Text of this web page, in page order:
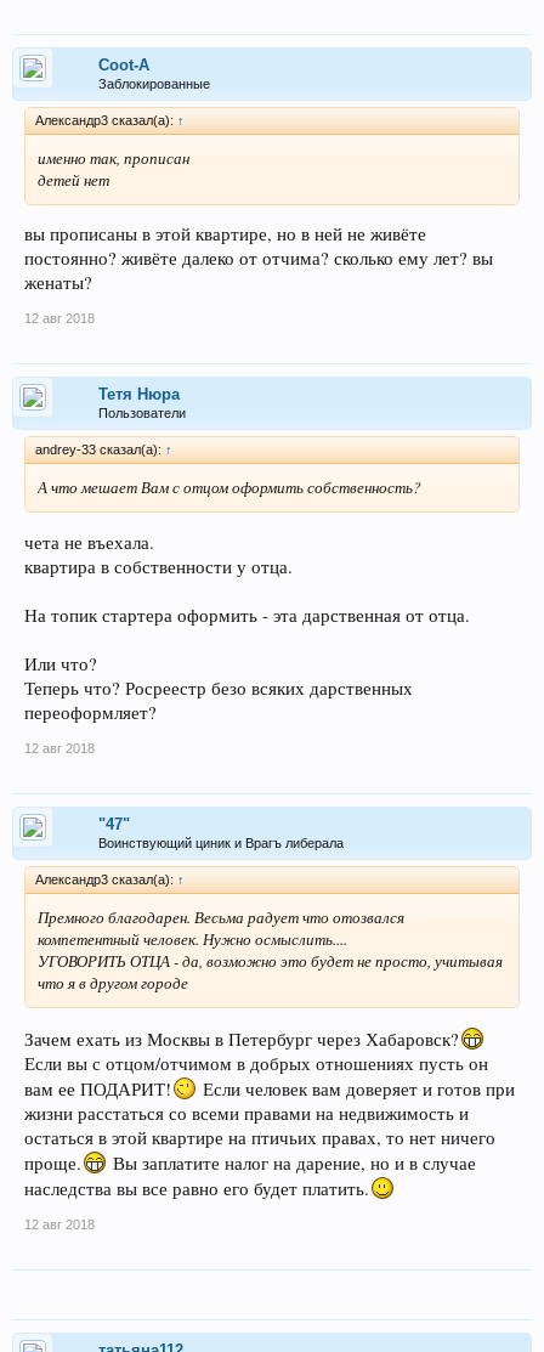
Coot-A
Заблокированные
Александр3 сказал(а): ↑
именно так, прописан
детей нет
вы прописаны в этой квартире, но в ней не живёте
постоянно? живёте далеко от отчима? сколько ему лет? вы
женаты?
12 авг 2018
Тетя Нюра
Пользователи
andrey-33 сказал(а): ↑
А что мешает Вам с отцом оформить собственность?
чета не въехала.
квартира в собственности у отца.
На топик стартера оформить - эта дарственная от отца.
Или что?
Теперь что? Росреестр безо всяких дарственных
переоформляет?
12 авг 2018
"47"
Воинствующий циник и Врагъ либерала
Александр3 сказал(а): ↑
Премного благодарен. Весьма радует что отозвался
компетентный человек. Нужно осмыслить....
УГОВОРИТЬ ОТЦА - да, возможно это будет не просто, учитывая
что я в другом городе
Зачем ехать из Москвы в Петербург через Хабаровск?
Если вы с отцом/отчимом в добрых отношениях пусть он
вам ее ПОДАРИТ!
Если человек вам доверяет и готов при
жизни расстаться со всеми правами на недвижимость и
остаться в этой квартире на птичьих правах, то нет ничего
проще.
Вы заплатите налог на дарение, но и в случае
наследства вы все равно его будет платить.
12 авг 2018